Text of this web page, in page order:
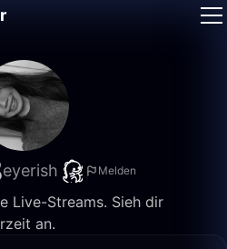
eyerish Melden
Live-Streams. Sieh dir
an.